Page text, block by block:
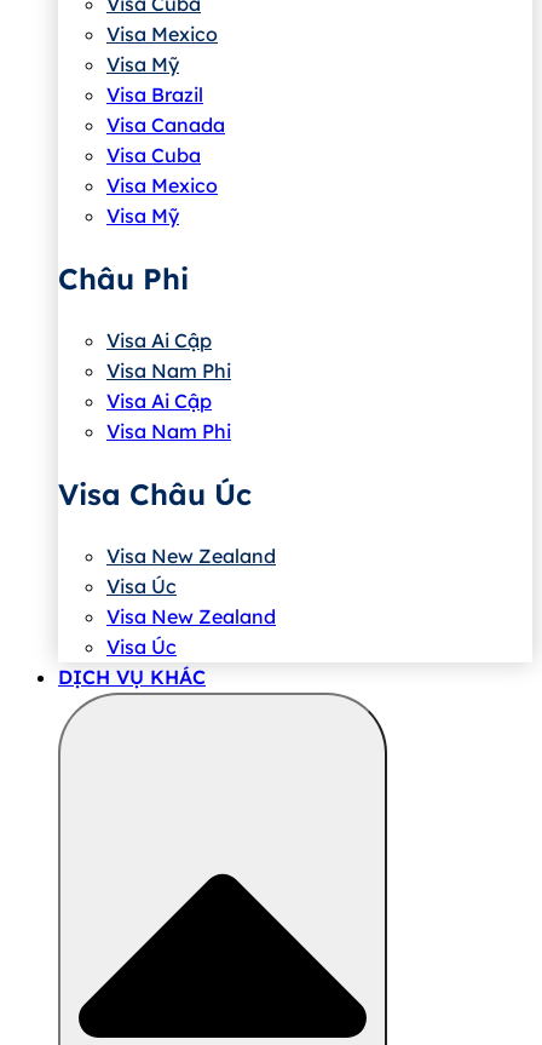
Visa Mexico
Visa Mỹ
Visa Brazil
Visa Canada
Visa Cuba
Visa Mexico
Visa Mỹ
Châu Phi
Visa Ai Cập
Visa Nam Phi
Visa Ai Cập
Visa Nam Phi
Visa Châu Úc
Visa New Zealand
Visa Úc
Visa New Zealand
Visa Úc
DỊCH VỤ KHÁC